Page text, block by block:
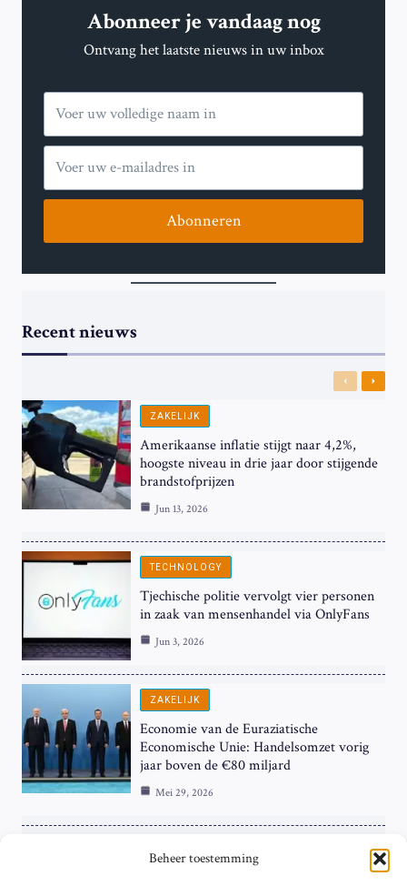
Beheer toestemming
IS
EN
IMPACT
VAN
ONLINE
DOOR
AMERIKAANSE
Abonneer je vandaag nog
Ontvang het laatste nieuws in uw inbox
Abonneren
Recent nieuws
Previous
Next
ZAKELIJK
Amerikaanse inflatie stijgt naar 4,2%,
hoogste niveau in drie jaar door stijgende
brandstofprijzen
Jun 13, 2026
TECHNOLOGY
Tjechische politie vervolgt vier personen
in zaak van mensenhandel via OnlyFans
Jun 3, 2026
ZAKELIJK
Economie van de Euraziatische
Economische Unie: Handelsomzet vorig
jaar boven de €80 miljard
Mei 29, 2026
ZAKELIJK